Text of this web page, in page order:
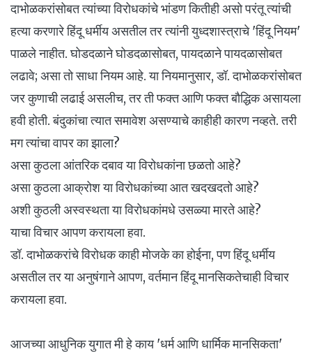
दाभोळकरांसोबत त्यांच्या विरोधकांचे भांडण कितीही असो परंतू त्यांची
हत्या करणारे हिंदू धर्मीय असतील तर त्यांनी युध्दशास्त्राचे 'हिंदू नियम'
पाळले नाहीत. घोडदळाने घोडदळासोबत, पायदळाने पायदळासोबत
लढावे; असा तो साधा नियम आहे. या नियमानुसार, डॉ. दाभोळकरांसोबत
जर कुणाची लढाई असलीच, तर ती फक्त आणि फक्त बौद्धिक असायला
हवी होती. बंदुकांचा त्यात समावेश असण्याचे काहीही कारण नव्हते. तरी
मग त्यांचा वापर का झाला?
असा कुठला आंतरिक दबाव या विरोधकांना छळतो आहे?
असा कुठला आक्रोश या विरोधकांच्या आत खदखदतो आहे?
अशी कुठली अस्वस्थता या विरोधकांमधे उसळ्या मारते आहे?
याचा विचार आपण करायला हवा.
डॉ. दाभोळकरांचे विरोधक काही मोजके का होईना, पण हिंदू धर्मीय
असतील तर या अनुषंगाने आपण, वर्तमान हिंदू मानसिकतेचाही विचार
करायला हवा.
आजच्या आधुनिक युगात मी हे काय 'धर्म आणि धार्मिक मानसिकता'